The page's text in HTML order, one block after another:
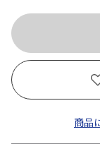
商品